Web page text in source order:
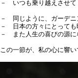
－ いつも乗り越えさせて
－ 同じように、ガーデニ
－ 日本の方々にとっても
－ また人生の喜びの源に
この一節が、 私の心に響い